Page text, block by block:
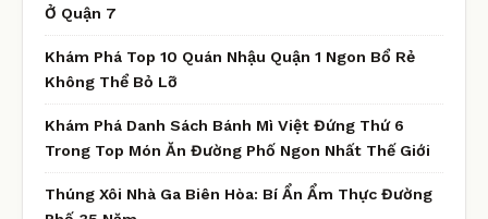
Ở Quận 7
Khám Phá Top 10 Quán Nhậu Quận 1 Ngon Bổ Rẻ
Không Thể Bỏ Lỡ
Khám Phá Danh Sách Bánh Mì Việt Đứng Thứ 6
Trong Top Món Ăn Đường Phố Ngon Nhất Thế Giới
Thúng Xôi Nhà Ga Biên Hòa: Bí Ẩn Ẩm Thực Đường